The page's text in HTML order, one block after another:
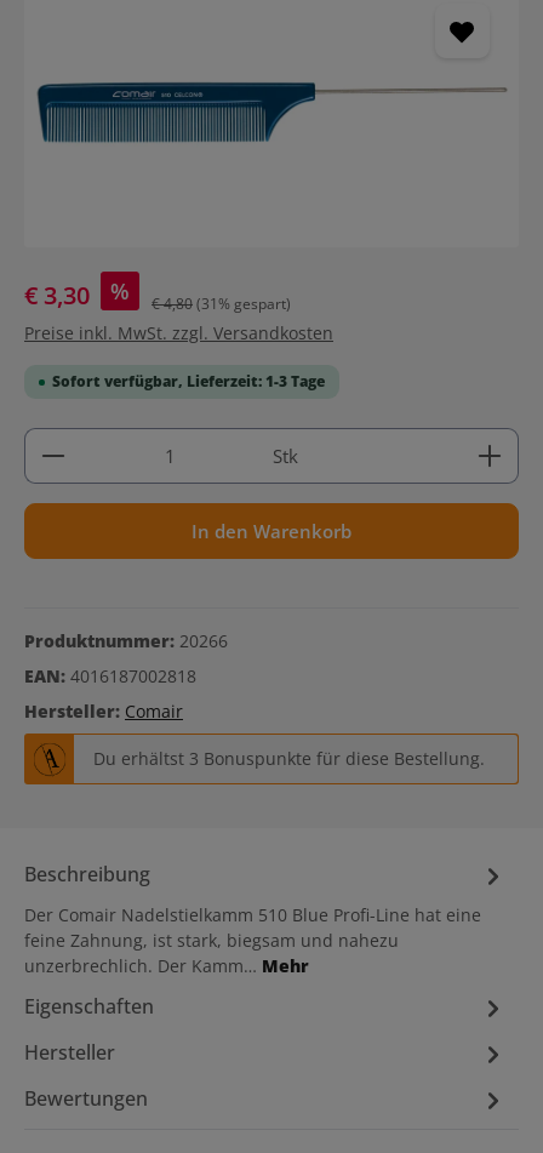
€ 3,30 % € 4,80(31% gespart)
Preise inkl. MwSt. zzgl. Versandkosten
Sofort verfügbar, Lieferzeit: 1-3 Tage
Produkt Anzahl: Gib den gewünschten Wert ein
Stk
In den Warenkorb
Produktnummer: 20266
EAN: 4016187002818
Hersteller: Comair
Du erhältst 3 Bonuspunkte für diese Bestellung.
Beschreibung
Der Comair Nadelstielkamm 510 Blue Profi-Line hat eine
feine Zahnung, ist stark, biegsam und nahezu
unzerbrechlich. Der Kamm… Mehr
Eigenschaften
Hersteller
Bewertungen